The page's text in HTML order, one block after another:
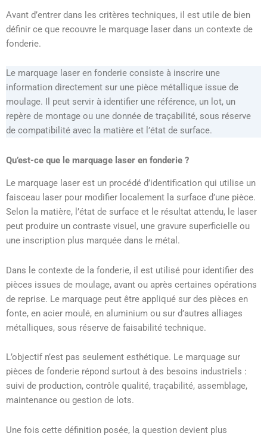
Avant d’entrer dans les critères techniques, il est utile de bien
définir ce que recouvre le marquage laser dans un contexte de
fonderie.
Le marquage laser en fonderie consiste à inscrire une
information directement sur une pièce métallique issue de
moulage. Il peut servir à identifier une référence, un lot, un
repère de montage ou une donnée de traçabilité, sous réserve
de compatibilité avec la matière et l’état de surface.
Qu’est-ce que le marquage laser en fonderie ?
Le marquage laser est un procédé d’identification qui utilise un
faisceau laser pour modifier localement la surface d’une pièce.
Selon la matière, l’état de surface et le résultat attendu, le laser
peut produire un contraste visuel, une gravure superficielle ou
une inscription plus marquée dans le métal.
Dans le contexte de la fonderie, il est utilisé pour identifier des
pièces issues de moulage, avant ou après certaines opérations
de reprise. Le marquage peut être appliqué sur des pièces en
fonte, en acier moulé, en aluminium ou sur d’autres alliages
métalliques, sous réserve de faisabilité technique.
L’objectif n’est pas seulement esthétique. Le marquage sur
pièces de fonderie répond surtout à des besoins industriels :
suivi de production, contrôle qualité, traçabilité, assemblage,
maintenance ou gestion de lots.
Une fois cette définition posée, la question devient plus